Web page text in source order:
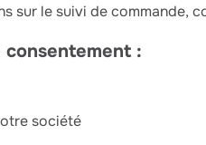
sur le suivi de commande,
:
société